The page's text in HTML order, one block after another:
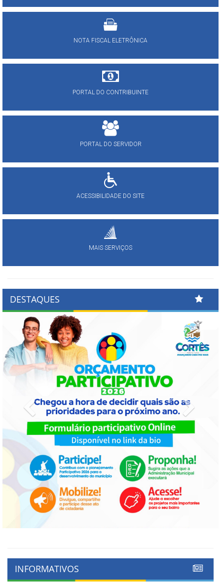
NOTA FISCAL ELETRÔNICA
PORTAL DO CONTRIBUINTE
PORTAL DO SERVIDOR
ACESSIBILIDADE DO SITE
MAIS SERVIÇOS
DESTAQUES
Previous
INFORMATIVOS